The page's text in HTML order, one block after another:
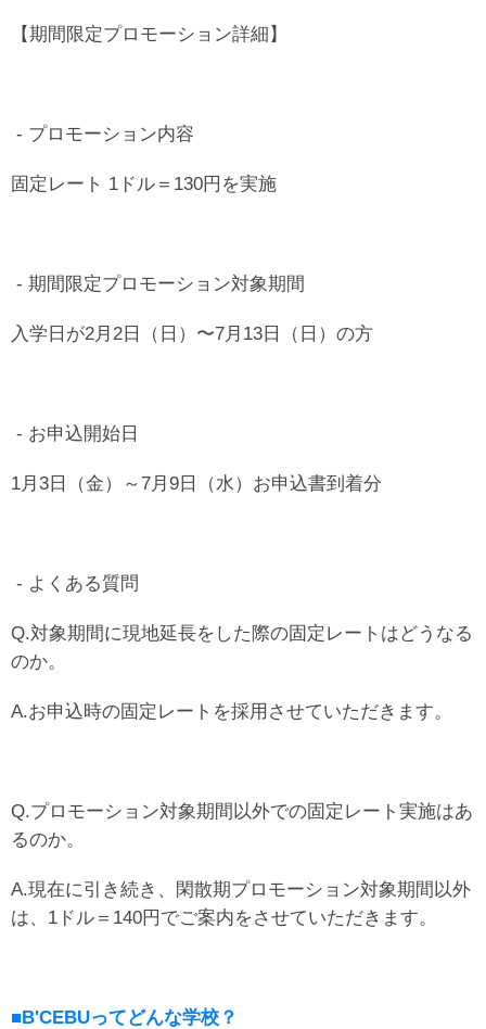
【期間限定プロモーション詳細】
- プロモーション内容
固定レート 1ドル＝130円を実施
- 期間限定プロモーション対象期間
入学日が2月2日（日）〜7月13日（日）の方
- お申込開始日
1月3日（金）～7月9日（水）お申込書到着分
- よくある質問
Q.対象期間に現地延長をした際の固定レートはどうなる
のか。
A.お申込時の固定レートを採用させていただきます。
Q.プロモーション対象期間以外での固定レート実施はあ
るのか。
A.現在に引き続き、閑散期プロモーション対象期間以外
は、1ドル＝140円でご案内をさせていただきます。
■B'CEBUってどんな学校？